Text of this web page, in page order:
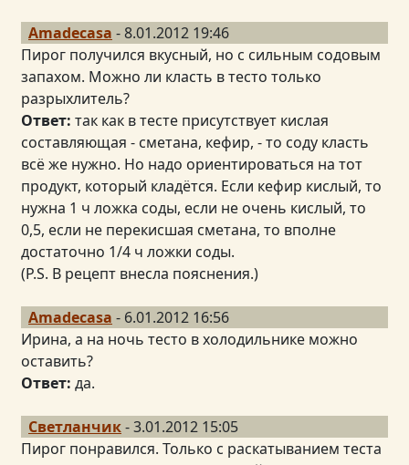
Amadecasa - 8.01.2012 19:46
Пирог получился вкусный, но с сильным содовым
запахом. Можно ли класть в тесто только
разрыхлитель?
Ответ: так как в тесте присутствует кислая
составляющая - сметана, кефир, - то соду класть
всё же нужно. Но надо ориентироваться на тот
продукт, который кладётся. Если кефир кислый, то
нужна 1 ч ложка соды, если не очень кислый, то
0,5, если не перекисшая сметана, то вполне
достаточно 1/4 ч ложки соды.
(P.S. В рецепт внесла пояснения.)
Amadecasa - 6.01.2012 16:56
Ирина, а на ночь тесто в холодильнике можно
оставить?
Ответ: да.
Светланчик- 3.01.2012 15:05
Пирог понравился. Только с раскатыванием теста